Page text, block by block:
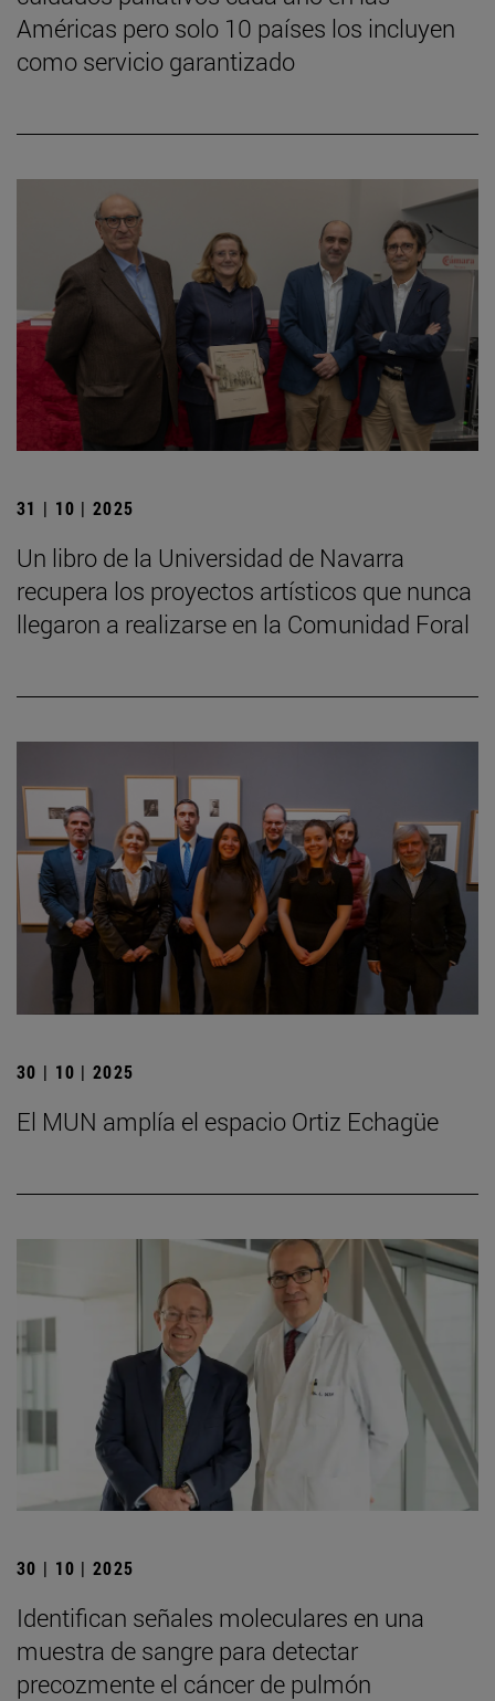
Américas pero solo 10 países los incluyen
como servicio garantizado
31 | 10 | 2025
Un libro de la Universidad de Navarra
recupera los proyectos artísticos que nunca
llegaron a realizarse en la Comunidad Foral
30 | 10 | 2025
El MUN amplía el espacio Ortiz Echagüe
30 | 10 | 2025
Identifican señales moleculares en una
muestra de sangre para detectar
precozmente el cáncer de pulmón